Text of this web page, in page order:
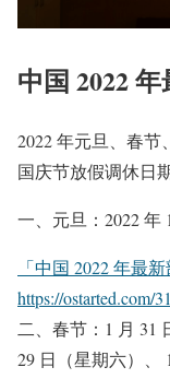
中国 2022
2022 年元旦、春
国庆节放假调休日
一、元旦：2022 年
「中国 2022 年最
https://ostarted.com/31
二、春节：1 月 31
29 日（星期六）、